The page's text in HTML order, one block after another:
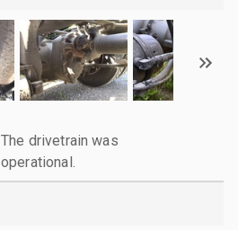
The drivetrain was
operational.